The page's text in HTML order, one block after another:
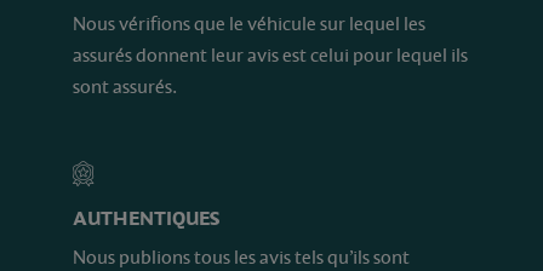
Nous vérifions que le véhicule sur lequel les
assurés donnent leur avis est celui pour lequel ils
sont assurés.
AUTHENTIQUES
Nous publions tous les avis tels qu’ils sont